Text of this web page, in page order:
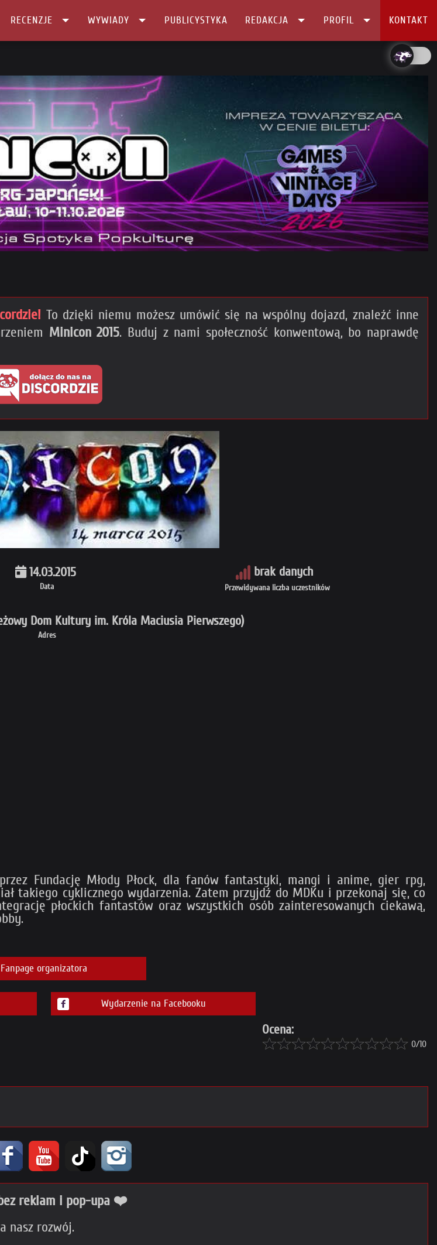
RECENZJE WYWIADY PUBLICYSTYKA REDAKCJA PROFIL KONTAKT
To dzięki niemu możesz umówić się na wspólny dojazd, znaleźć inne
Minicon 2015. Buduj z nami społeczność konwentową, bo naprawdę
Data
14.03.2015
Przewidywana liczba uczestników
brak danych
Adres
Dom Kultury im. Króla Maciusia Pierwszego)
Fundację Młody Płock, dla fanów fantastyki, mangi i anime, gier rpg,
takiego cyklicznego wydarzenia. Zatem przyjdź do MDKu i przekonaj się, co
płockich fantastów oraz wszystkich osób zainteresowanych ciekawą,
Fanpage organizatora
Wydarzenie na Facebooku
Ocena:
0/10
bez reklam i pop-upa ❤️
nasz rozwój.